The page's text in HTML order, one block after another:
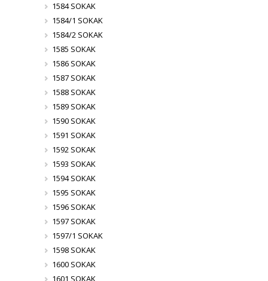
1584 SOKAK
1584/1 SOKAK
1584/2 SOKAK
1585 SOKAK
1586 SOKAK
1587 SOKAK
1588 SOKAK
1589 SOKAK
1590 SOKAK
1591 SOKAK
1592 SOKAK
1593 SOKAK
1594 SOKAK
1595 SOKAK
1596 SOKAK
1597 SOKAK
1597/1 SOKAK
1598 SOKAK
1600 SOKAK
1601 SOKAK